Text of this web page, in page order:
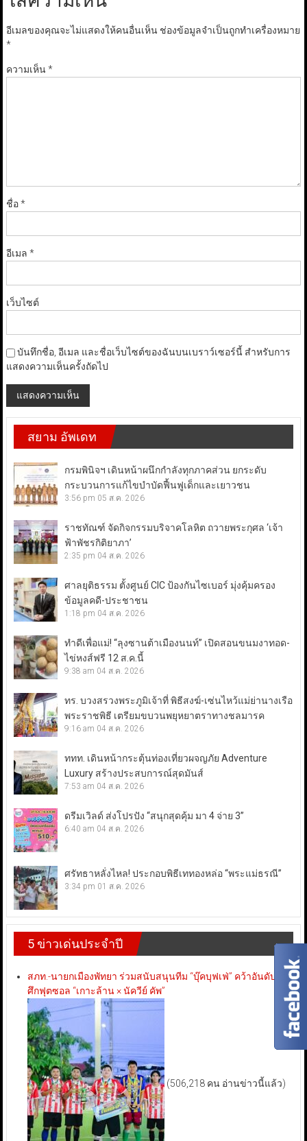
อีเมลของคุณจะไม่แสดงให้คนอื่นเห็น ช่องข้อมูลจำเป็นถูกทำเครื่องหมาย
*
ความเห็น*
ชื่อ*
อีเมล *
เว็บไซต์
บันทึกชื่อ, อีเมล และชื่อเว็บไซต์ของฉันบนเบราว์เซอร์นี้ สำหรับการ
แสดงความเห็นครั้งถัดไป
สยาม อัพเดท
กรมพินิจฯ เดินหน้าผนึกกำลังทุกภาคส่วน ยกระดับ
กระบวนการแก้ไขบำบัดฟื้นฟูเด็กและเยาวชน
3:56 pm 05 ส.ค. 2026
ราชทัณฑ์ จัดกิจกรรมบริจาคโลหิต ถวายพระกุศล ‘เจ้า
ฟ้าพัชรกิติยาภา’
2:35 pm 04 ส.ค. 2026
ศาลยุติธรรม ตั้งศูนย์ CIC ป้องกันไซเบอร์ มุ่งคุ้มครอง
ข้อมูลคดี-ประชาชน
1:18 pm 04 ส.ค. 2026
ทำดีเพื่อแม่! “ลุงซานต้าเมืองนนท์” เปิดสอนขนมงาทอด-
ไข่หงส์ฟรี 12 ส.ค.นี้
9:38 am 04 ส.ค. 2026
ทร. บวงสรวงพระภูมิเจ้าที่ พิธีสงฆ์-เซ่นไหว้แม่ย่านางเรือ
พระราชพิธี เตรียมขบวนพยุหยาตราทางชลมารค
9:16 am 04 ส.ค. 2026
ททท. เดินหน้ากระตุ้นท่องเที่ยวผจญภัย Adventure
Luxury สร้างประสบการณ์สุดมันส์
7:53 am 04 ส.ค. 2026
ดรีมเวิลด์ ส่งโปรปัง “สนุกสุดคุ้ม มา 4 จ่าย 3”
6:40 am 04 ส.ค. 2026
ศรัทธาหลั่งไหล! ประกอบพิธีเททองหล่อ “พระแม่ธรณี”
3:34 pm 01 ส.ค. 2026
5 ข่าวเด่นประจำปี
สภท.-นายกเมืองพัทยา ร่วมสนับสนุนทีม “บุ๊คบุฟเฟ่” คว้าอันดับ 3
ศึกฟุตซอล “เกาะล้าน × นัควีย์ คัพ”
(506,218 คน อ่านข่าวนี้แล้ว)